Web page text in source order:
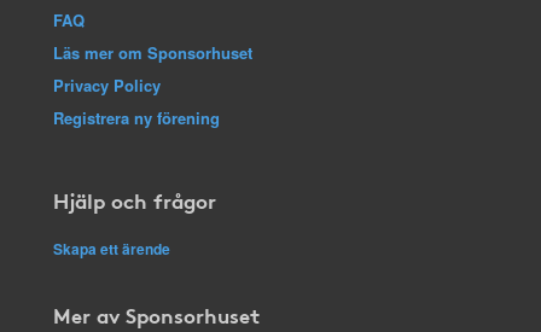
FAQ
Läs mer om Sponsorhuset
Privacy Policy
Registrera ny förening
Hjälp och frågor
Skapa ett ärende
Mer av Sponsorhuset